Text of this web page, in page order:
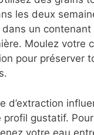
de barista
précises qui
la qualité de